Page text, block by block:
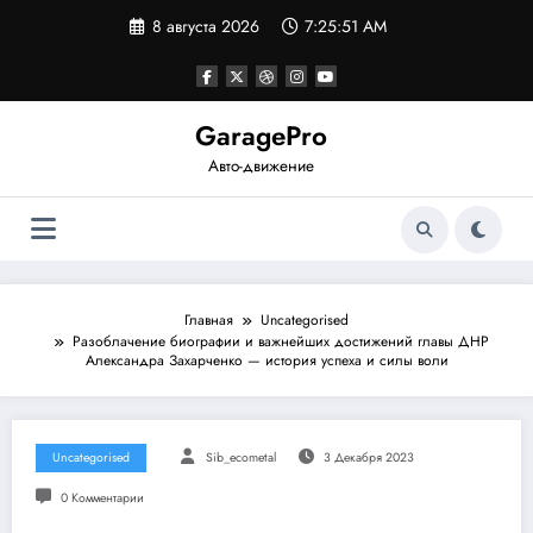
8 августа 2026 7:25:52 AM
GaragePro
Авто-движение
Главная
Uncategorised
Разоблачение биографии и важнейших достижений главы ДНР
Александра Захарченко — история успеха и силы воли
Uncategorised Sib_ecometal 3 Декабря 2023
0 Комментарии